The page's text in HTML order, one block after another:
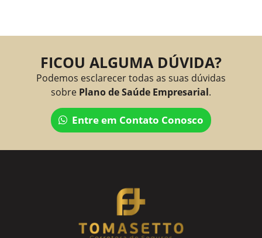
FICOU ALGUMA DÚVIDA?
Podemos esclarecer todas as suas dúvidas
sobre Plano de Saúde Empresarial.
Entre em Contato Conosco